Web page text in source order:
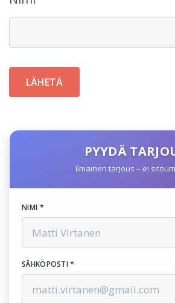
PYYDÄ
Ilmainen tarjous – ei
NIMI *
SÄHKÖPOSTI *